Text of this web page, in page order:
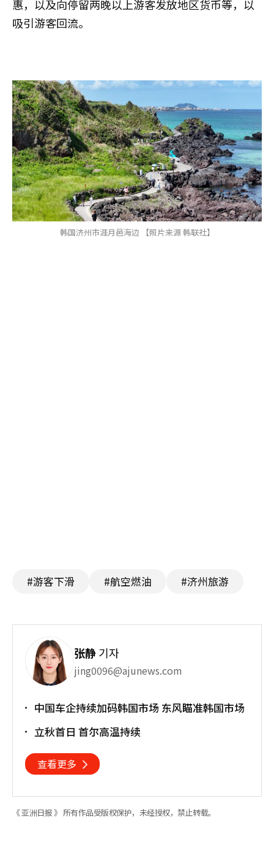
惠，以及向停留两晚以上游客发放地区货币等，以
吸引游客回流。
韩国济州市涯月邑海边 【照片来源 韩联社】
#游客下滑 #航空燃油 #济州旅游
张静기자
jing0096@ajunews.com
中国车企持续加码韩国市场 东风瞄准韩国市场
立秋首日 首尔高温持续
查看更多
《 亚洲日报 》 所有作品受版权保护，未经授权，禁止转载。